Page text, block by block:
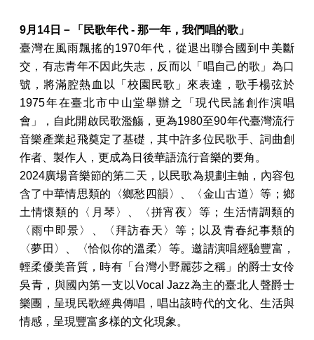
9月14日－「民歌年代 - 那一年，我們唱的歌」
臺灣在風雨飄搖的1970年代，從退出聯合國到中美斷
交，有志青年不因此失志，反而以
「唱自己的歌」 為口
號 ，將滿腔熱血 以「校園民歌」 來表達 ， 歌手楊弦於
1975年在臺北市中山堂舉辦之「現代民謠創作演唱
會」，自此開啟民歌濫觴，更為1980至90年代臺灣流行
音樂產業起飛奠定了基礎，其中許多位民歌手、詞曲創
作者、製作人，更成為 日後華語流行音樂的要角。
2024廣場音樂節的第二天，以民歌為規劃主軸，內容包
含了中華情思類的〈鄉愁四韻〉、〈金山古道〉等 ； 鄉
土情懷類的〈月琴〉、〈拼宵夜〉等 ； 生活情調類的
〈雨中即景〉、〈拜訪春天〉等 ；
以及青春紀事類的
〈夢田〉、〈恰似你的溫柔〉等。邀請演唱經驗豐富，
輕柔優美音質，時有「台灣小野麗莎之稱」的爵士女伶
吳青，與國內第一支以Vocal Jazz為主的臺北人聲爵士
樂團，呈現民歌經典傳唱，唱出該時代的文化、生活與
情感，呈現豐富多樣的文化現象。